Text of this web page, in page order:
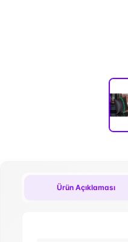
Ürün Açıklaması